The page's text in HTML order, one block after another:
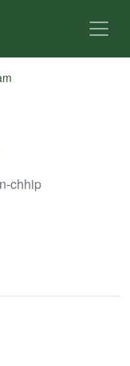
chhip